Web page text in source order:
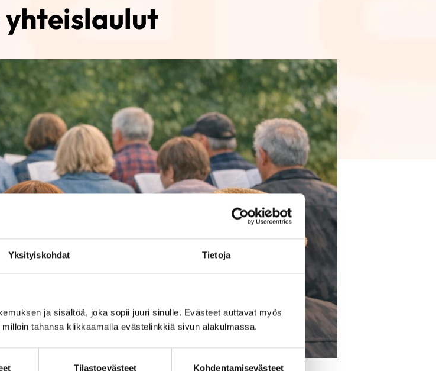
Yksityiskohdat Tietoja
ja sisältöä, joka sopii juuri sinulle. Evästeet auttavat myös
tahansa klikkaamalla evästelinkkiä sivun alakulmassa.
Tilastoevästeet Kohdentamisevästeet
yhteislaulut